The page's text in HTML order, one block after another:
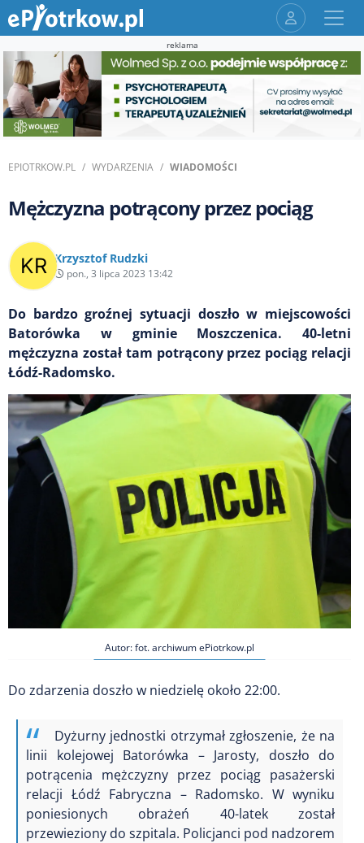
reklama
EPIOTRKOW.PL WYDARZENIA WIADOMOŚCI
Mężczyzna potrącony przez pociąg
Krzysztof Rudzki
pon., 3 lipca 2023 13:42
Do bardzo groźnej sytuacji doszło w miejscowości
Batorówka w gminie Moszczenica. 40-letni
mężczyzna został tam potrącony przez pociąg relacji
Łódź-Radomsko.
Autor: fot. archiwum ePiotrkow.pl
Do zdarzenia doszło w niedzielę około 22:00.
Dyżurny jednostki otrzymał zgłoszenie, że na
linii kolejowej Batorówka – Jarosty, doszło do
potrącenia mężczyzny przez pociąg pasażerski
relacji Łódź Fabryczna – Radomsko. W wyniku
poniesionych obrażeń 40-latek został
przewieziony do szpitala. Policjanci pod nadzorem